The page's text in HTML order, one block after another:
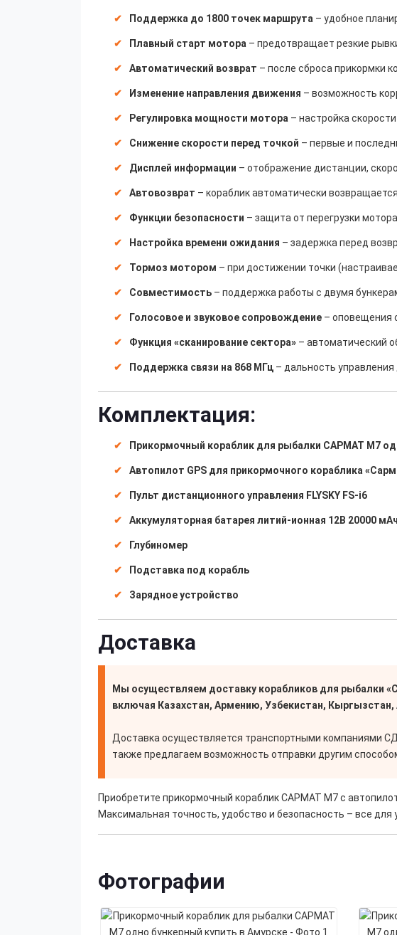
Поддержка до 1800 точек маршрута – удобное
Плавный старт мотора – предотвращает резкие
Автоматический возврат – после сброса прикормки
Изменение направления движения – возможность
Регулировка мощности мотора – настройка
Снижение скорости перед точкой – первые и
Дисплей информации – отображение дистанции,
Автовозврат – кораблик автоматически
Функции безопасности – защита от перегрузки
Настройка времени ожидания – задержка перед
Тормоз мотором – при достижении точки
Совместимость – поддержка работы с двумя
Голосовое и звуковое сопровождение – оповещения
Функция «сканирование сектора» – автоматический
Поддержка связи на 868 МГц – дальность управления
Комплектация:
Прикормочный кораблик для рыбалки САРМАТ М7
Автопилот GPS для прикормочного кораблика
Пульт дистанционного управления FLYSKY FS-i6
Аккумуляторная батарея литий-ионная 12В 20000
Глубиномер
Подставка под корабль
Зарядное устройство
Доставка
Мы осуществляем доставку корабликов для рыбалки
включая Казахстан, Армению, Узбекистан,
Доставка осуществляется транспортными компаниями
также предлагаем возможность отправки другим
Приобретите прикормочный кораблик САРМАТ М7 с
Максимальная точность, удобство и безопасность – все
Фотографии